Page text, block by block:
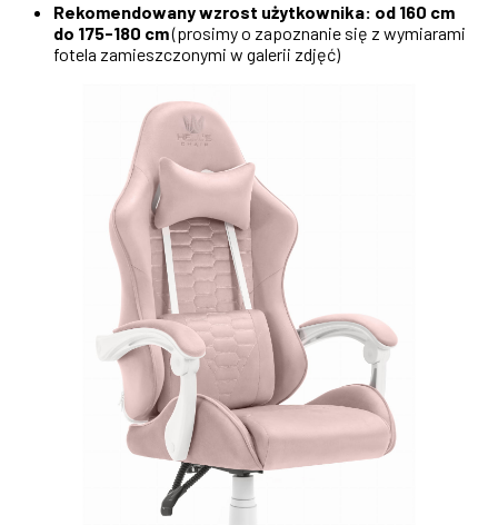
Rekomendowany wzrost użytkownika: od 160 cm
do 175-180 cm(prosimy o zapoznanie się z wymiarami
fotela zamieszczonymi w galerii zdjęć)